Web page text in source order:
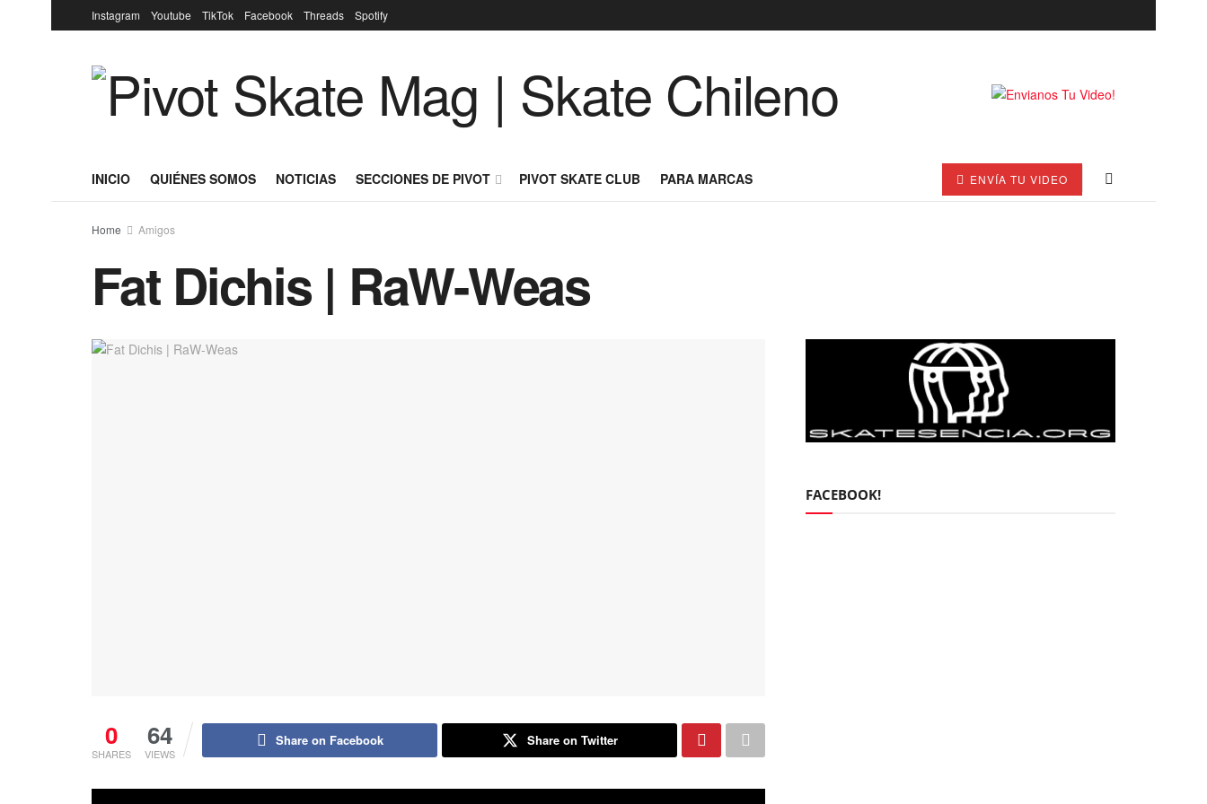
Instagram Youtube TikTok Facebook Threads Spotify
INICIO QUIÉNES SOMOS NOTICIAS SECCIONES DE PIVOT PIVOT SKATE CLUB PARA MARCAS ENVÍA TU VIDEO
Home Amigos
Fat Dichis | RaW-Weas
0
SHARES
64
VIEWS
Share on Facebook Share on Twitter
FACEBOOK!